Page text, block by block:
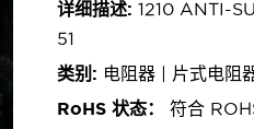
详细描述: 1210 ANTI-
51
类别: 电阻器 | 片式电阻
RoHS 状态：
符合